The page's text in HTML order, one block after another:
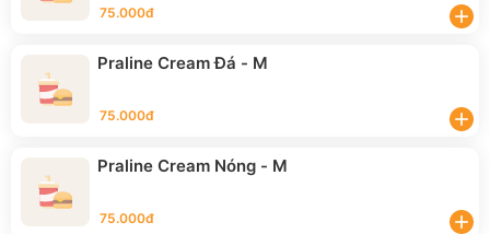
75.000đ add
Praline Cream Đá - M
75.000đ add
Praline Cream Nóng - M
75.000đ add